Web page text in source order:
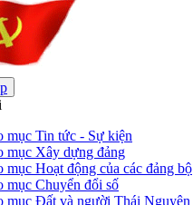
mục Tin tức - Sự kiện
mục Xây dựng đảng
mục Hoạt động của các đảng bộ
mục Chuyển đổi số
mục Đất và người Thái Nguyên